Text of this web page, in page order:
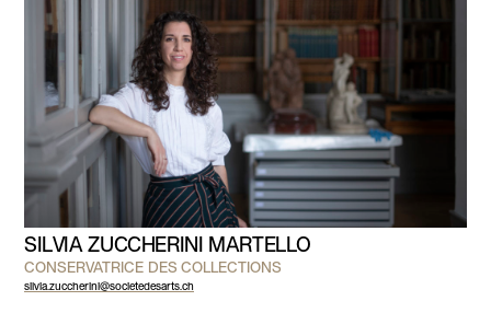
SILVIA ZUCCHERINI MARTELLO
CONSERVATRICE DES COLLECTIONS
silvia.zuccherini@societedesarts.ch